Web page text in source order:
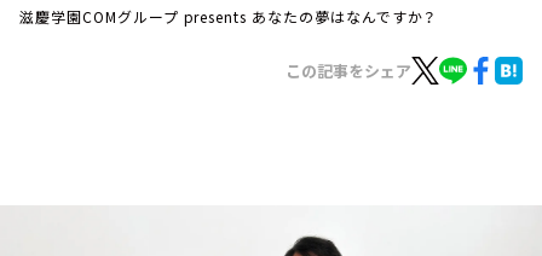
滋慶学園COMグループ presents あなたの夢はなんですか？
この記事をシェア